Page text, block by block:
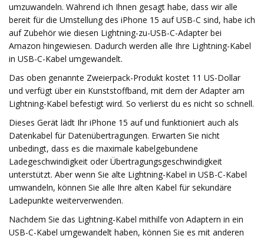
umzuwandeln. Während ich Ihnen gesagt habe, dass wir alle
bereit für die Umstellung des iPhone 15 auf USB-C sind, habe ich
auf Zubehör wie diesen Lightning-zu-USB-C-Adapter bei
Amazon hingewiesen. Dadurch werden alle Ihre Lightning-Kabel
in USB-C-Kabel umgewandelt.
Das oben genannte Zweierpack-Produkt kostet 11 US-Dollar
und verfügt über ein Kunststoffband, mit dem der Adapter am
Lightning-Kabel befestigt wird. So verlierst du es nicht so schnell.
Dieses Gerät lädt Ihr iPhone 15 auf und funktioniert auch als
Datenkabel für Datenübertragungen. Erwarten Sie nicht
unbedingt, dass es die maximale kabelgebundene
Ladegeschwindigkeit oder Übertragungsgeschwindigkeit
unterstützt. Aber wenn Sie alte Lightning-Kabel in USB-C-Kabel
umwandeln, können Sie alle Ihre alten Kabel für sekundäre
Ladepunkte weiterverwenden.
Nachdem Sie das Lightning-Kabel mithilfe von Adaptern in ein
USB-C-Kabel umgewandelt haben, können Sie es mit anderen